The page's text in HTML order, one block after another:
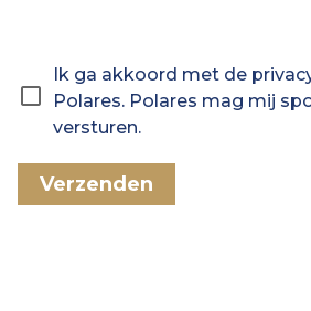
Ik ga akkoord met de
Polares. Polares mag mij
versturen.
Verzenden